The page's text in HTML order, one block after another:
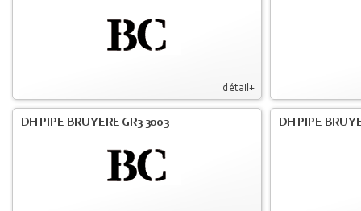
détail+
DH PIPE BRUYERE GR3 3003 DH PIPE